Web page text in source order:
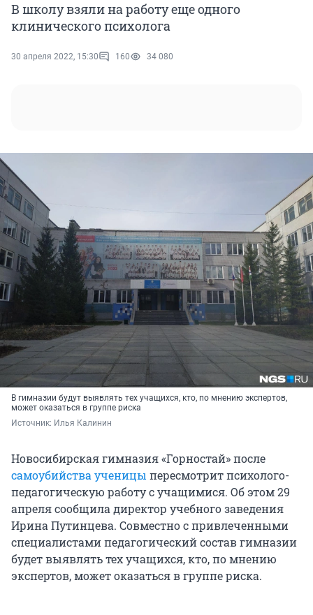
В школу взяли на работу еще одного
клинического психолога
30 апреля 2022, 15:30 160 34 080
В гимназии будут выявлять тех учащихся, кто, по мнению экспертов,
может оказаться в группе риска
Источник: Илья Калинин
Новосибирская гимназия «Горностай» после
самоубийства ученицы пересмотрит психолого-
педагогическую работу с учащимися. Об этом 29
апреля сообщила директор учебного заведения
Ирина Путинцева. Совместно с привлеченными
специалистами педагогический состав гимназии
будет выявлять тех учащихся, кто, по мнению
экспертов, может оказаться в группе риска.